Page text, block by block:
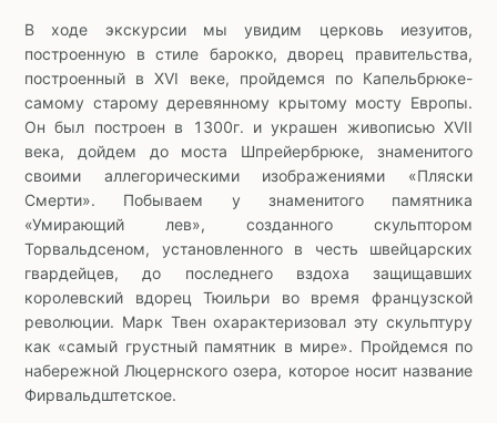
В ходе экскурсии мы увидим церковь иезуитов,
построенную в стиле барокко, дворец правительства,
построенный в XVI веке, пройдемся по Капельбрюке-
самому старому деревянному крытому мосту Европы.
Он был построен в 1300г. и украшен живописью XVII
века, дойдем до моста Шпрейербрюке, знаменитого
своими аллегорическими изображениями «Пляски
Смерти». Побываем у знаменитого памятника
«Умирающий лев», созданного скульптором
Торвальдсеном, установленного в честь швейцарских
гвардейцев, до последнего вздоха защищавших
королевский вдорец Тюильри во время французской
революции. Марк Твен охарактеризовал эту скульптуру
как «самый грустный памятник в мире». Пройдемся по
набережной Люцернского озера, которое носит название
Фирвальдштетское.